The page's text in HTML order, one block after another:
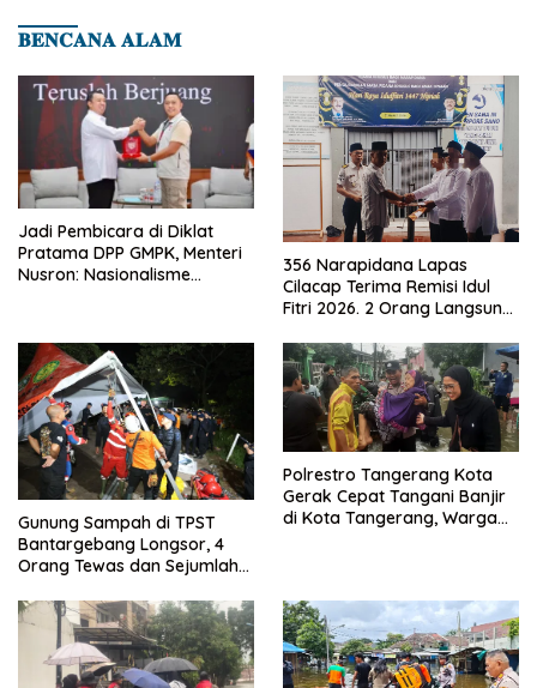
𝐁𝐄𝐍𝐂𝐀𝐍𝐀 𝐀𝐋𝐀𝐌
Jadi Pembicara di Diklat
Pratama DPP GMPK, Menteri
Nusron: Nasionalisme
356 Narapidana Lapas
Cilacap Terima Remisi Idul
Fitri 2026. 2 Orang Langsung
Gunung Sampah di TPST
Bantargebang Longsor, 4
Orang Tewas dan Sejumlah
Polrestro Tangerang Kota
Gerak Cepat Tangani Banjir
di Kota Tangerang, Warga